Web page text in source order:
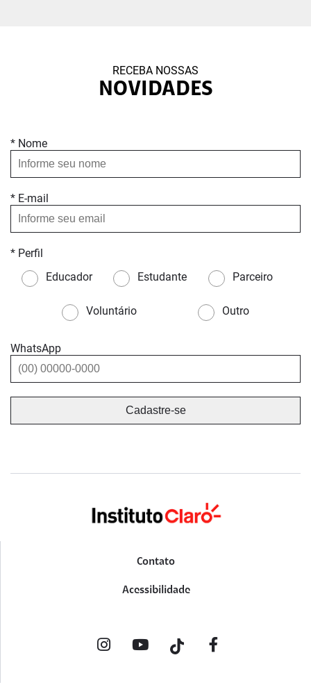
RECEBA NOSSAS
NOVIDADES
* Nome
* E-mail
* Perfil
Educador
Estudante Parceiro
Voluntário Outro
WhatsApp
Contato
Acessibilidade